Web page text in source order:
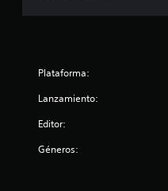
Plataforma:
Lanzamiento:
Editor:
Géneros: